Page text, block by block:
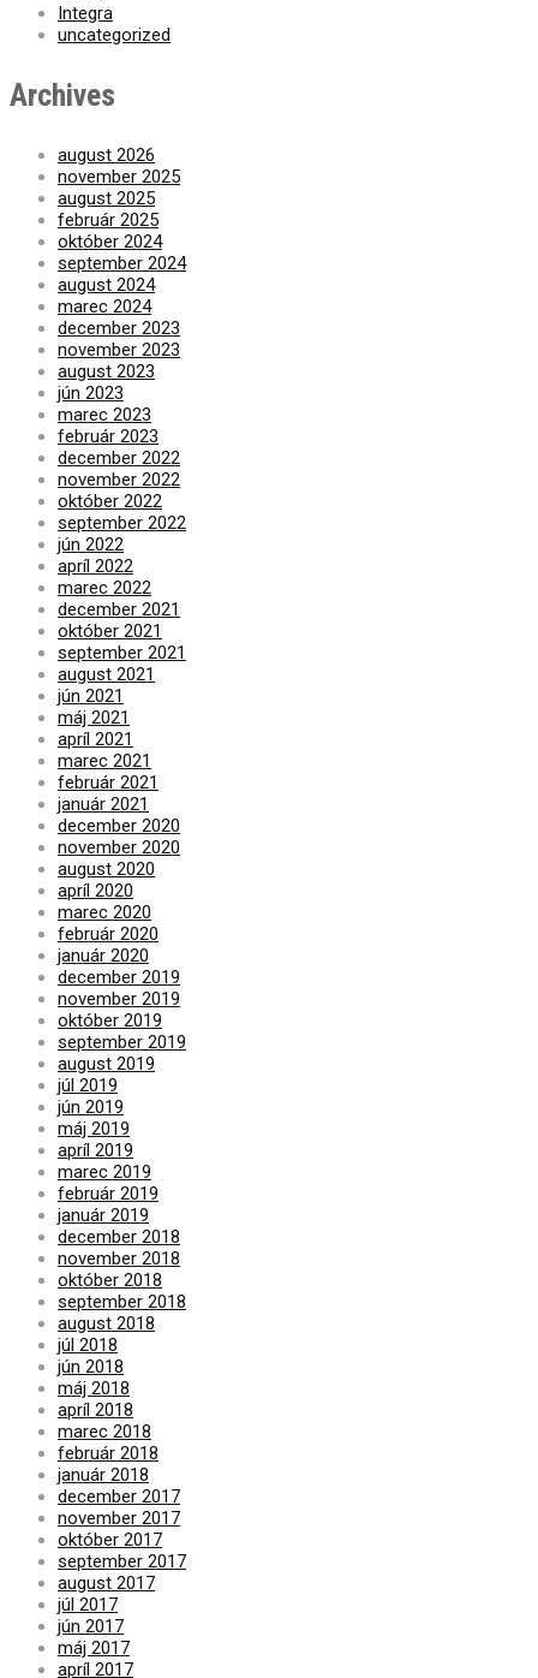
Integra
uncategorized
Archives
august 2026
november 2025
august 2025
február 2025
október 2024
september 2024
august 2024
marec 2024
december 2023
november 2023
august 2023
jún 2023
marec 2023
február 2023
december 2022
november 2022
október 2022
september 2022
jún 2022
apríl 2022
marec 2022
december 2021
október 2021
september 2021
august 2021
jún 2021
máj 2021
apríl 2021
marec 2021
február 2021
január 2021
december 2020
november 2020
august 2020
apríl 2020
marec 2020
február 2020
január 2020
december 2019
november 2019
október 2019
september 2019
august 2019
júl 2019
jún 2019
máj 2019
apríl 2019
marec 2019
február 2019
január 2019
december 2018
november 2018
október 2018
september 2018
august 2018
júl 2018
jún 2018
máj 2018
apríl 2018
marec 2018
február 2018
január 2018
december 2017
november 2017
október 2017
september 2017
august 2017
júl 2017
jún 2017
máj 2017
apríl 2017